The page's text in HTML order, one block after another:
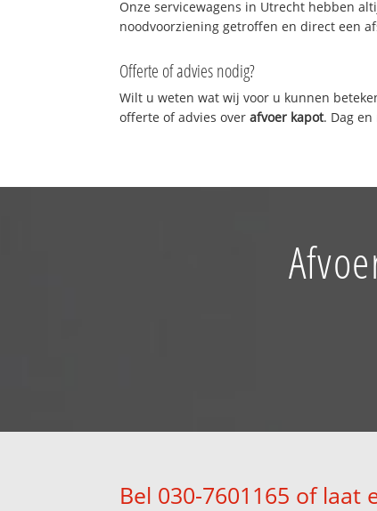
Onze servicewagens in Utrecht hebben
noodvoorziening getroffen en direct een
Offerte of advies nodig?
Wilt u weten wat wij voor u kunnen
offerte of advies overafvoer kapot. Dag
Bel 030-7601165 of